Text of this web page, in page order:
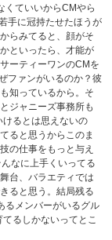
くていいからCMやら
手に冠持たせたほうが
らみてると、顔がそ
といったら、才能が
ーティーワンのCMを
ファンがいるのか？彼
知っているから。そ
ジャニーズ事務所も
るとは思えないの
ると思うからこのま
の仕事をもっと与え
なに上手くいってる
台、バラエティでは
ると思う。結局残る
るメンバーがいるグル
るしかないってとこ